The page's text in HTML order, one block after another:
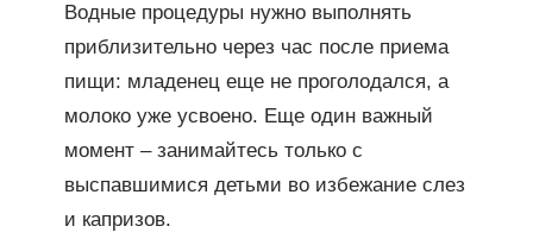
Водные процедуры нужно выполнять
приблизительно через час после приема
пищи: младенец еще не проголодался, а
молоко уже усвоено. Еще один важный
момент – занимайтесь только с
выспавшимися детьми во избежание слез
и капризов.